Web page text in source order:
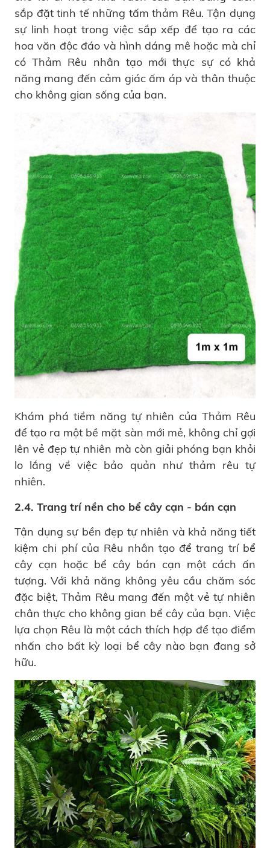
sắp đặt tinh tế những tấm thảm Rêu. Tận dụng
sự linh hoạt trong việc sắp xếp để tạo ra các
hoa văn độc đáo và hình dáng mê hoặc mà chỉ
có Thảm Rêu nhân tạo mới thực sự có khả
năng mang đến cảm giác ấm áp và thân thuộc
cho không gian sống của bạn.
Khám phá tiềm năng tự nhiên của Thảm Rêu
để tạo ra một bề mặt sàn mới mẻ, không chỉ gợi
lên vẻ đẹp tự nhiên mà còn giải phóng bạn khỏi
lo lắng về việc bảo quản như thảm rêu tự
nhiên.
2.4. Trang trí nền cho bể cây cạn - bán cạn
Tận dụng sự bền đẹp tự nhiên và khả năng tiết
kiệm chi phí của Rêu nhân tạo để trang trí bể
cây cạn hoặc bể cây bán cạn một cách ấn
tượng. Với khả năng không yêu cầu chăm sóc
đặc biệt, Thảm Rêu mang đến một vẻ tự nhiên
chân thực cho không gian bể cây của bạn. Việc
lựa chọn Rêu là một cách thích hợp để tạo điểm
nhấn cho bất kỳ loại bể cây nào bạn đang sở
hữu.